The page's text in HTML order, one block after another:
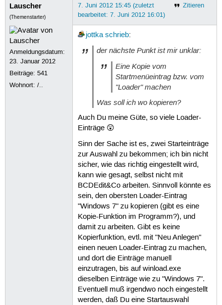
Lauscher
(Themenstarter)
Anmeldungsdatum:
23. Januar 2012
Beiträge:541
Wohnort: /..
Zitieren
7. Juni 2012 15:45 (zuletzt
bearbeitet: 7. Juni 2012 16:01)
jottka schrieb:
der nächste Punkt ist mir unklar:
Eine Kopie vom
Startmenüeintrag bzw. vom
"Loader" machen
Was soll ich wo kopieren?
Auch Du meine Güte, so viele Loader-
Einträge 😲
Sinn der Sache ist es, zwei Starteinträge
zur Auswahl zu bekommen; ich bin nicht
sicher, wie das richtig eingestellt wird,
kann wie gesagt, selbst nicht mit
BCDEdit&Co arbeiten. Sinnvoll könnte es
sein, den obersten Loader-Eintrag
"Windows 7" zu kopieren (gibt es eine
Kopie-Funktion im Programm?), und
damit zu arbeiten. Gibt es keine
Kopierfunktion, evtl. mit "Neu Anlegen"
einen neuen Loader-Eintrag zu machen,
und dort die Einträge manuell
einzutragen, bis auf winload.exe
dieselben Einträge wie zu "Windows 7".
Eventuell muß irgendwo noch eingestellt
werden, daß Du eine Startauswahl